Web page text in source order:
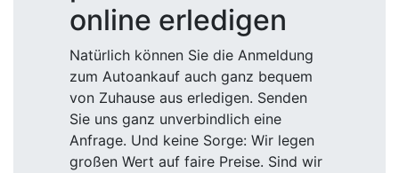
online erledigen
Natürlich können Sie die Anmeldung
zum Autoankauf auch ganz bequem
von Zuhause aus erledigen. Senden
Sie uns ganz unverbindlich eine
Anfrage. Und keine Sorge: Wir legen
großen Wert auf faire Preise. Sind wir